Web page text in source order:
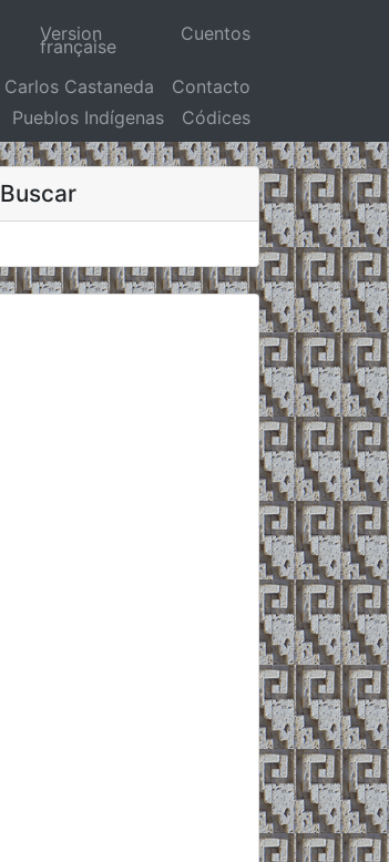
Version
française
Cuentos
Carlos Castaneda
Contacto
Pueblos Indígenas Códices
Buscar